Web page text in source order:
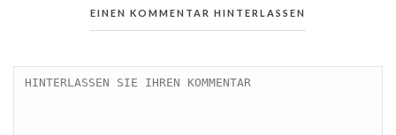
EINEN KOMMENTAR HINTERLASSEN